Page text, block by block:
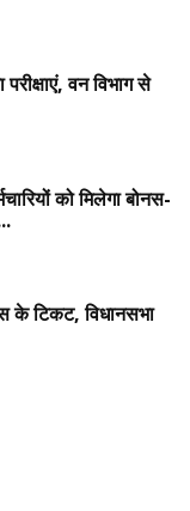
वन विभाग से
को मिलेगा बोनस-
के टिकट, विधानसभा